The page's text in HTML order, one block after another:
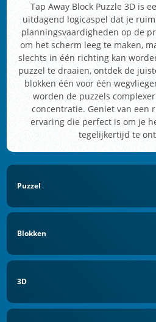
Tap Away Block Puzzle 3D is
uitdagend logicaspel dat je
planningsvaardigheden op de
om het scherm leeg te maken,
slechts in één richting kan
puzzel te draaien, ontdek de
blokken één voor één
worden de puzzels
concentratie. Geniet van een
ervaring die perfect is om je
tegelijkertijd te
Puzzel
Blokken
3D